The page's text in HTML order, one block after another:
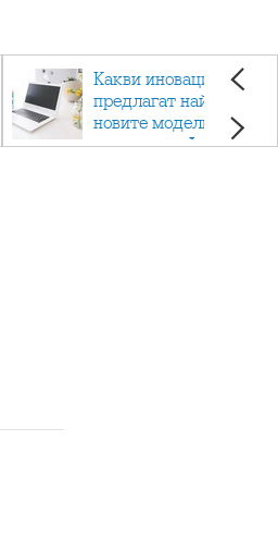
Какви иновации
предлагат най-
новите модели
лаптопи на Acer?